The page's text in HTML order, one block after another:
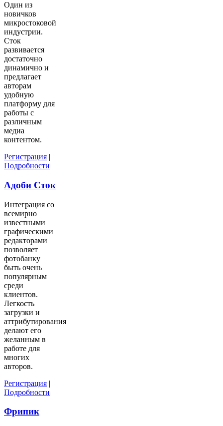
Один из
новичков
микростоковой
индустрии.
Сток
развивается
достаточно
динамично и
предлагает
авторам
удобную
платформу для
работы с
различным
медиа
контентом.
Регистрация |
Подробности
Адоби Сток
Интеграция со
всемирно
известными
графическими
редакторами
позволяет
фотобанку
быть очень
популярным
среди
клиентов.
Легкость
загрузки и
аттрибутирования
делают его
желанным в
работе для
многих
авторов.
Регистрация |
Подробности
Фрипик